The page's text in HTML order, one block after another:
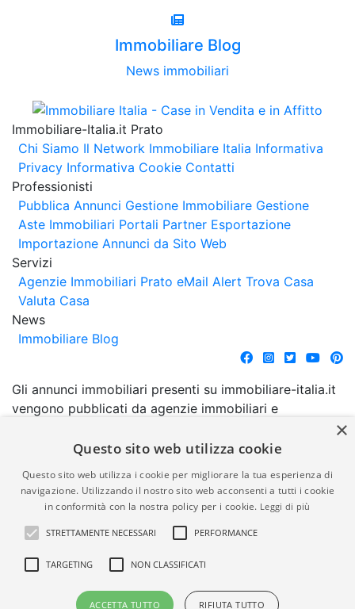
Immobiliare Blog
News immobiliari
Immobiliare-Italia.it Prato
Chi Siamo Il Network Immobiliare Italia Informativa
Privacy Informativa Cookie Contatti
Professionisti
Pubblica Annunci Gestione Immobiliare Gestione
Aste Immobiliari Portali Partner Esportazione
Importazione Annunci da Sito Web
Servizi
Agenzie Immobiliari Prato eMail Alert Trova Casa
Valuta Casa
News
Immobiliare Blog
Gli annunci immobiliari presenti su immobiliare-italia.it
vengono pubblicati da agenzie immobiliari e
comporta l'approvazione o l'avallo da parte di
garanzia da parte di quest'ultima. immobiliare-italia.it
quindi non è responsabile della veridicità, della
correttezza, della completezza, della normativa in
materia di privacy e/o di alcun altro aspetto dei
suddetti annunci.
© Copyright 2007 - 2026
Powered by
×
Questo sito web utilizza cookie
Questo sito web utilizza i cookie per migliorare la tua esperienza di
navigazione. Utilizzando il nostro sito web acconsenti a tutti i cookie
in conformità con la nostra policy per i cookie. Leggi di più
STRETTAMENTE NECESSARI PERFORMANCE
TARGETING NON CLASSIFICATI
ACCETTA TUTTO RIFIUTA TUTTO